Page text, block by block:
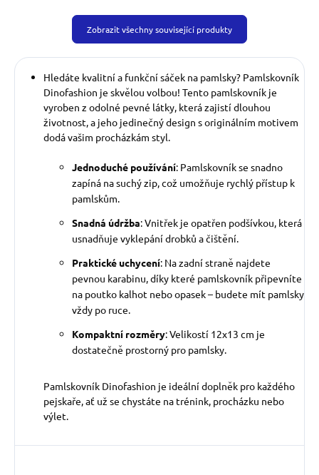
Zobrazit všechny související produkty
Hledáte kvalitní a funkční sáček na pamlsky? Pamlskovník
Dinofashion je skvělou volbou! Tento pamlskovník je
vyroben z odolné pevné látky, která zajistí dlouhou
životnost, a jeho jedinečný design s originálním motivem
dodá vašim procházkám styl.
Jednoduché používání: Pamlskovník se snadno
zapíná na suchý zip, což umožňuje rychlý přístup k
pamlskům.
Snadná údržba: Vnitřek je opatřen podšívkou, která
usnadňuje vyklepání drobků a čištění.
Praktické uchycení: Na zadní straně najdete
pevnou karabinu, díky které pamlskovník připevníte
na poutko kalhot nebo opasek – budete mít pamlsky
vždy po ruce.
Kompaktní rozměry: Velikostí 12x13 cm je
dostatečně prostorný pro pamlsky.
Pamlskovník Dinofashion je ideální doplněk pro každého
pejskaře, ať už se chystáte na trénink, procházku nebo
výlet.